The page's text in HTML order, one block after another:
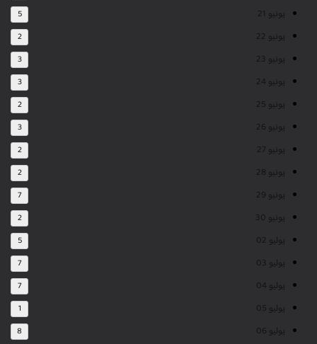
يونيو 21 5
يونيو 22 2
يونيو 23 3
يونيو 24 3
يونيو 25 2
يونيو 26 3
يونيو 27 2
يونيو 28 2
يونيو 29 7
يونيو 30 2
يوليو 02 5
يوليو 03 7
يوليو 04 7
يوليو 05 1
يوليو 06 8